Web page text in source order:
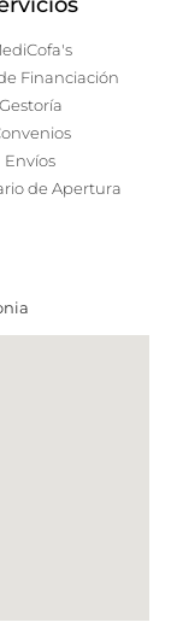
Financiación
Gestoría
Envíos
de Apertura